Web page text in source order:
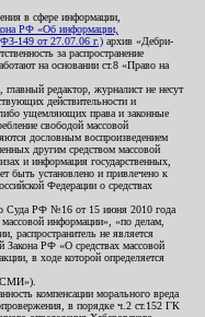
в сфере информации,
РФ «Об информации,
149 от 27.07.06 г.) архив «Дебри-
за распространение
на основании ст.8 «Право на
редактор, журналист не несут
действительности и
ущемляющих права и законные
свободой массовой
дословным воспроизведением
другим средством массовой
и информация государственных,
быть установлено и привлечено к
Федерации о средствах
Суда РФ №16 от 15 июня 2010 года
информации», «по делам,
распространитель не является
Закона РФ «О средствах массовой
в ходе которой определяется
СМИ»).
компенсации морального вреда
в порядке ч.2 ст.152 ГК